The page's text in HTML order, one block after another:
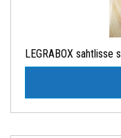
LEGRABOX